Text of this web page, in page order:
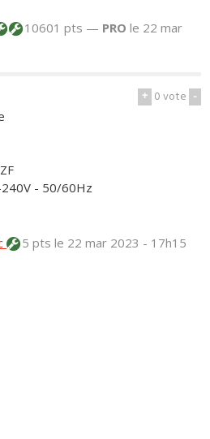
10601 pts — PRO le 22 mar
+ 0vote -
240V - 50/60Hz
5 ptsle 22 mar 2023 - 17h15